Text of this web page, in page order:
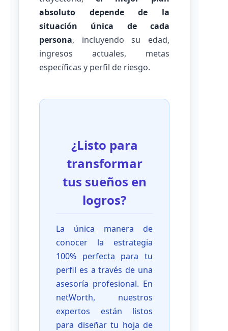
absoluto depende de la
situación única de cada
persona, incluyendo su edad,
ingresos actuales, metas
específicas y perfil de riesgo.
¿Listo para
transformar
tus sueños en
logros?
La única manera de
conocer la estrategia
100% perfecta para tu
perfil es a través de una
asesoría profesional. En
netWorth, nuestros
expertos están listos
para diseñar tu hoja de